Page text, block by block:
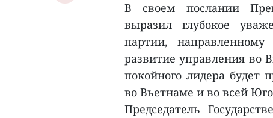
В своем послании
выразил глубокое
партии,
развитие управления во
покойного лидера будет
во Вьетнаме и во всей
Председатель